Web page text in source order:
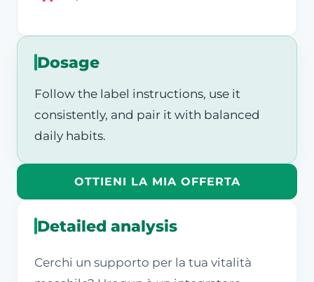
Dosage
Follow the label instructions, use it
consistently, and pair it with balanced
daily habits.
OTTIENI LA MIA OFFERTA
Detailed analysis
Cerchi un supporto per la tua vitalità